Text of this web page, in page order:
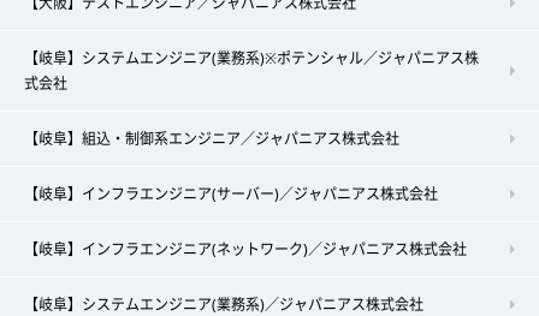
【岐阜】システムエンジニア(業務系)※ポテンシャル／ジャパニアス株
式会社
【岐阜】組込・制御系エンジニア／ジャパニアス株式会社
【岐阜】インフラエンジニア(サーバー)／ジャパニアス株式会社
【岐阜】インフラエンジニア(ネットワーク)／ジャパニアス株式会社
【岐阜】システムエンジニア(業務系)／ジャパニアス株式会社